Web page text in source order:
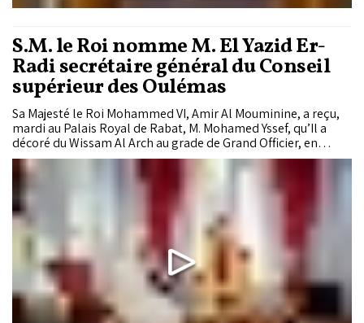
S.M. le Roi nomme M. El Yazid Er-
Radi secrétaire général du Conseil
supérieur des Oulémas
Sa Majesté le Roi Mohammed VI, Amir Al Mouminine, a reçu,
mardi au Palais Royal de Rabat, M. Mohamed Yssef, qu’Il a
décoré du Wissam Al Arch au grade de Grand Officier, en
reconnaissance des éminents services rendus à la Religion, à
la Patrie et au Trône. Le Souverain a également reçu M. El
Yazid Er-Radi, qu’Il a nommé secrétaire général du Conseil
supérieur des Oulémas.